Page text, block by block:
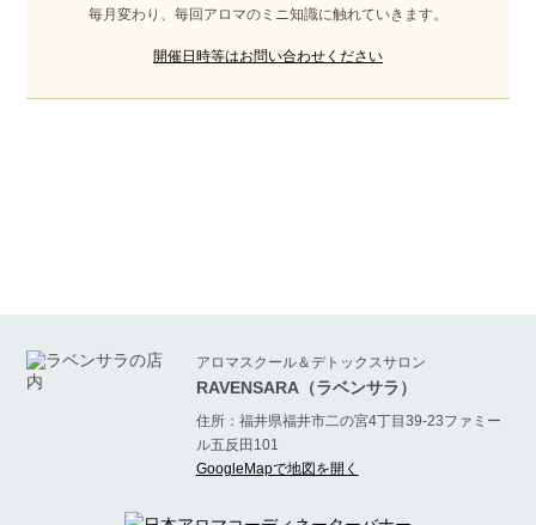
毎月変わり、毎回アロマのミニ知識に触れていきます。
開催日時等はお問い合わせください
アロマスクール＆デトックスサロン
RAVENSARA（ラベンサラ）
住所：福井県福井市二の宮4丁目39-23ファミー
ル五反田101
GoogleMapで地図を開く